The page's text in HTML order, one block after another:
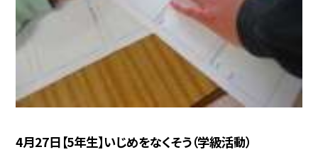
4月27日【5年生】いじめをなくそう（学級活動）